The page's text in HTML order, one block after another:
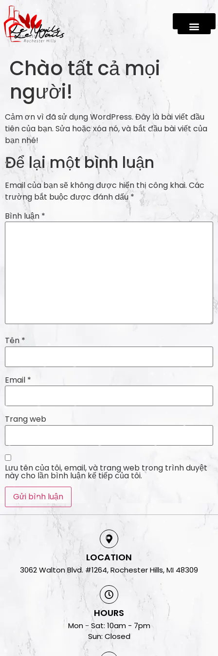
Chào tất cả mọi
người!
Cảm ơn vì đã sử dụng WordPress. Đây là bài viết đầu
tiên của bạn. Sửa hoặc xóa nó, và bắt đầu bài viết của
bạn nhé!
Để lại một bình luận
Email của bạn sẽ không được hiển thị công khai. Các
trường bắt buộc được đánh dấu *
Bình luận *
Tên *
Email *
Trang web
Lưu tên của tôi, email, và trang web trong trình duyệt
này cho lần bình luận kế tiếp của tôi.
LOCATION
3062 Walton Blvd. #1264, Rochester Hills, MI 48309
HOURS
Mon - Sat: 10am - 7pm
Sun: Closed